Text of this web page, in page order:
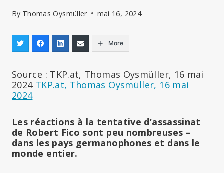
By Thomas Oysmüller mai 16, 2024
More
Source : TKP.at, Thomas Oysmüller, 16 mai
2024TKP.at, Thomas Oysmüller, 16 mai
2024
Les réactions à la tentative d’assassinat
de Robert Fico sont peu nombreuses –
dans les pays germanophones et dans le
monde entier.